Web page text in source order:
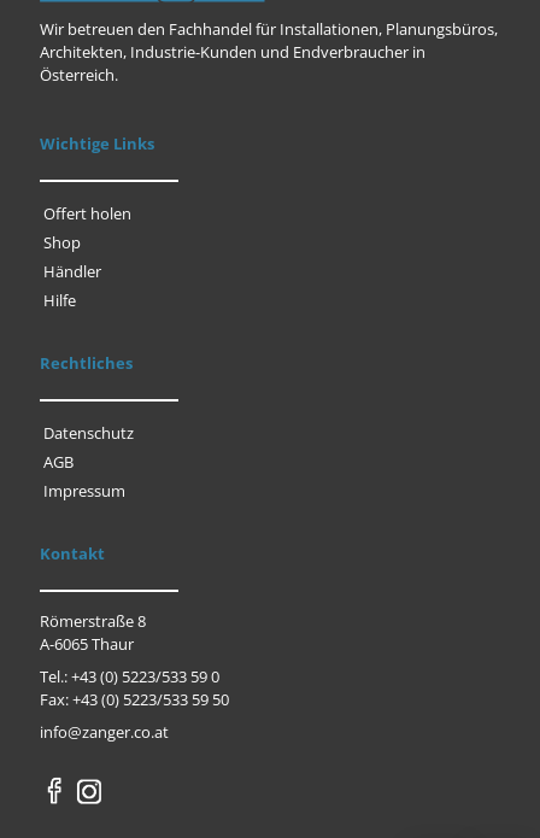
Wir betreuen den Fachhandel für Installationen, Planungsbüros,
Architekten, Industrie-Kunden und Endverbraucher in
Österreich.
Wichtige Links
Offert holen
Shop
Händler
Hilfe
Rechtliches
Datenschutz
AGB
Impressum
Kontakt
Römerstraße 8
A-6065 Thaur
Tel.: +43 (0) 5223/533 59 0
Fax: +43 (0) 5223/533 59 50
info@zanger.co.at